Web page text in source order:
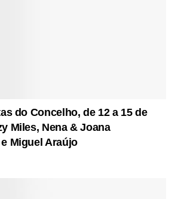
do Concelho, de 12 a 15 de
Miles, Nena & Joana
Miguel Araújo